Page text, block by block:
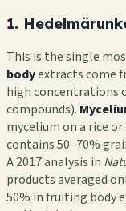
1.
This is the single
bodyextracts come
high concentrations
compounds).
mycelium on a rice
contains 50–70%
A 2017 analysis in
products averaged
50% in fruiting body